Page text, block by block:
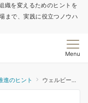
織を変えるためのヒントを
まで、実践に役立つノウハ
Menu
進のヒント ウェルビーイング経営が失敗する理由｜形骸化を防ぐ7つの対策